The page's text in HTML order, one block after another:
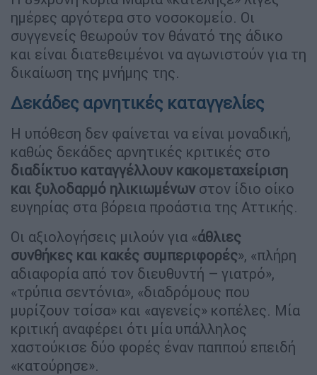
ημέρες αργότερα στο νοσοκομείο. Οι
συγγενείς θεωρούν τον θάνατό της άδικο
και είναι διατεθειμένοι να αγωνιστούν για τη
δικαίωση της μνήμης της.
Δεκάδες αρνητικές καταγγελίες
Η υπόθεση δεν φαίνεται να είναι μοναδική,
καθώς δεκάδες αρνητικές κριτικές στο
διαδίκτυο καταγγέλλουν κακομεταχείριση
και ξυλοδαρμό ηλικιωμένων στον ίδιο οίκο
ευγηρίας στα βόρεια προάστια της Αττικής.
Οι αξιολογήσεις μιλούν για «άθλιες
συνθήκες και κακές συμπεριφορές», «πλήρη
αδιαφορία από τον διευθυντή – γιατρό»,
«τρύπια σεντόνια», «διαδρόμους που
μυρίζουν τσίσα» και «αγενείς» κοπέλες. Μία
κριτική αναφέρει ότι μία υπάλληλος
χαστούκισε δύο φορές έναν παππού επειδή
«κατούρησε».